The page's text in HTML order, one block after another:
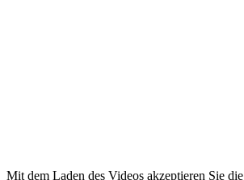
Mit dem Laden des Videos akzeptieren Sie die